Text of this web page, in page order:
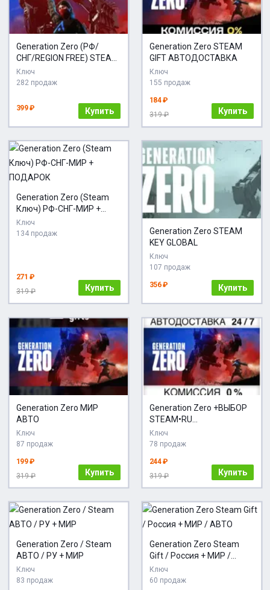
Generation Zero (РФ/
СНГ/REGION FREE) STEAM
КЛЮЧ
Ключ
282 продаж
399 ₽ Купить
Generation Zero STEAM
GIFT АВТОДОСТАВКА
Ключ
155 продаж
184 ₽
319 ₽
Купить
Generation Zero (Steam
Ключ) РФ-СНГ-МИР +
ПОДАРОК
Ключ
134 продаж
271 ₽
319 ₽
Купить
Generation Zero STEAM
KEY GLOBAL
Ключ
107 продаж
356 ₽ Купить
Generation Zero МИР
АВТО
Ключ
87 продаж
199 ₽
319 ₽
Купить
Generation Zero +ВЫБОР
STEAM•RU
АВТОДОСТАВКА
Ключ
78 продаж
244 ₽
319 ₽
Купить
Generation Zero / Steam
АВТО / РУ + МИР
Ключ
83 продаж
Generation Zero Steam
Gift / Россия + МИР /
АВТО
Ключ
60 продаж